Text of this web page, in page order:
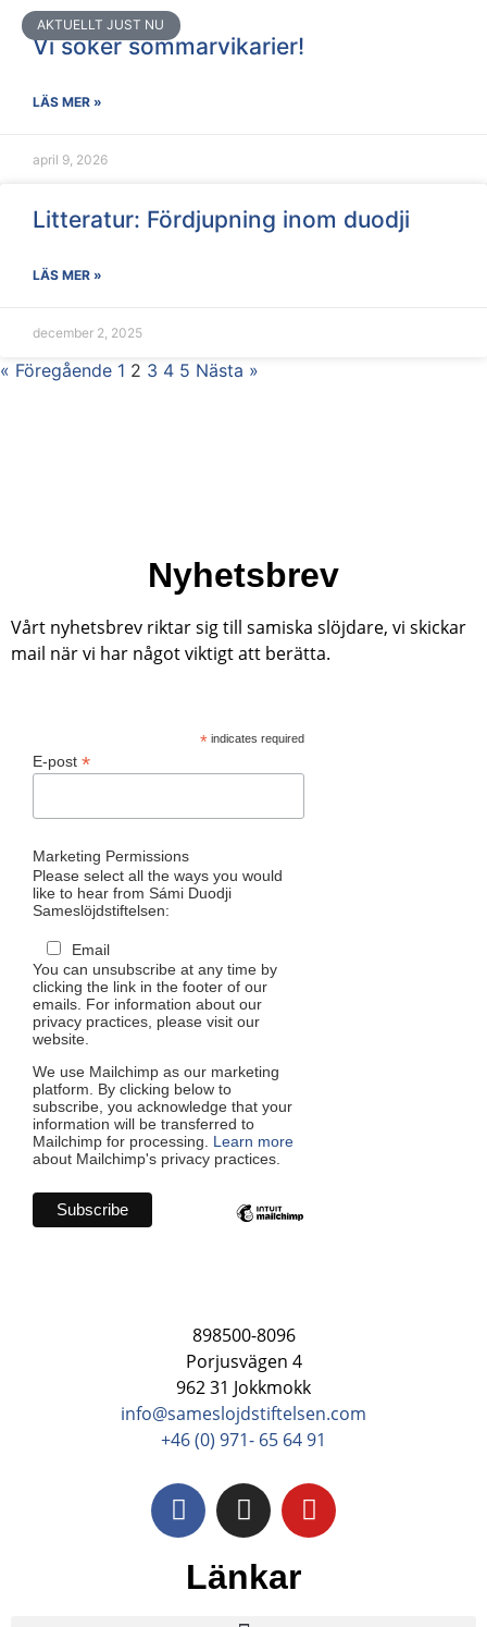
AKTUELLT JUST NU
Vi söker sommarvikarier!
LÄS MER »
april 9, 2026
Litteratur: Fördjupning inom duodji
LÄS MER »
december 2, 2025
« Föregående 1 2 3 4 5 Nästa »
Nyhetsbrev
Vårt nyhetsbrev riktar sig till samiska slöjdare, vi skickar
mail när vi har något viktigt att berätta.
*indicates required
E-post *
Marketing Permissions
Please select all the ways you would
like to hear from Sámi Duodji
Sameslöjdstiftelsen:
Email
You can unsubscribe at any time by
clicking the link in the footer of our
emails. For information about our
privacy practices, please visit our
website.
We use Mailchimp as our marketing
platform. By clicking below to
subscribe, you acknowledge that your
information will be transferred to
Mailchimp for processing. Learn more
about Mailchimp's privacy practices.
898500-8096
Porjusvägen 4
962 31 Jokkmokk
info@sameslojdstiftelsen.com
+46 (0) 971- 65 64 91
Länkar